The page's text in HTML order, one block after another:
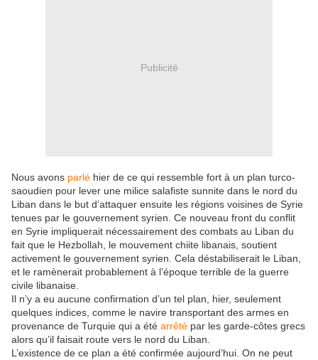
Publicité
Nous avons parlé hier de ce qui ressemble fort à un plan turco-
saoudien pour lever une milice salafiste sunnite dans le nord du
Liban dans le but d’attaquer ensuite les régions voisines de Syrie
tenues par le gouvernement syrien. Ce nouveau front du conflit
en Syrie impliquerait nécessairement des combats au Liban du
fait que le Hezbollah, le mouvement chiite libanais, soutient
activement le gouvernement syrien. Cela déstabiliserait le Liban,
et le ramènerait probablement à l’époque terrible de la guerre
civile libanaise.
Il n’y a eu aucune confirmation d’un tel plan, hier, seulement
quelques indices, comme le navire transportant des armes en
provenance de Turquie qui a été arrêté par les garde-côtes grecs
alors qu’il faisait route vers le nord du Liban.
L’existence de ce plan a été confirmée aujourd’hui. On ne peut